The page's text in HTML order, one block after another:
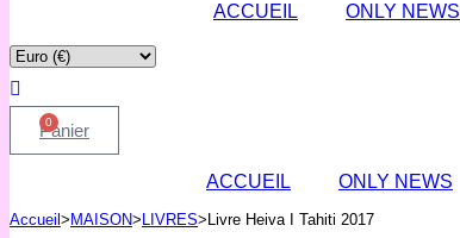
ACCUEIL ONLY NEWS
0
Panier
ACCUEIL ONLY NEWS
Accueil > MAISON> LIVRES> Livre Heiva I Tahiti 2017